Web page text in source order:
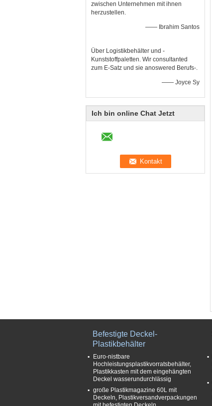
zwischen Unternehmen mit ihnen
herzustellen.
—— Ibrahim Santos
Über Logistikbehälter und -
Kunststoffpaletten. Wir consultanted
zum E-Satz und sie anoswered Berufs-.
—— Joyce Sy
Ich bin online Chat Jetzt
Befestigte Deckel-
Plastikbehälter
Euro-nistbare
Hochleistungsplastikvorratsbehälter,
Plastikkasten mit dem eingehängten
Deckel wasserundurchlässig
große Plastikmagazine 60L mit
Deckeln, Plastikversandverpackungen